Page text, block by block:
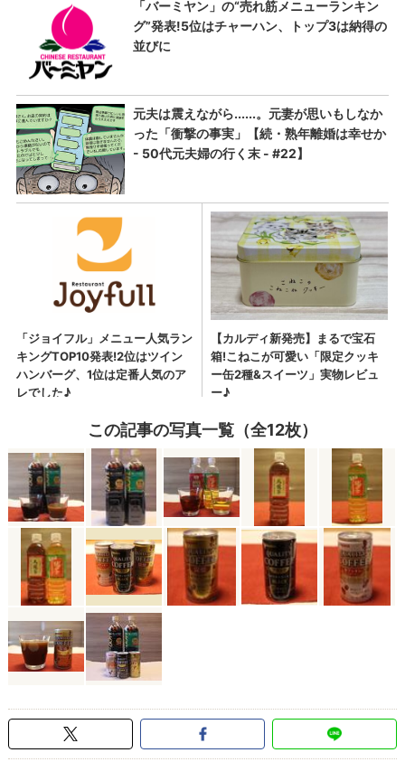
この記事の写真一覧（全12枚）